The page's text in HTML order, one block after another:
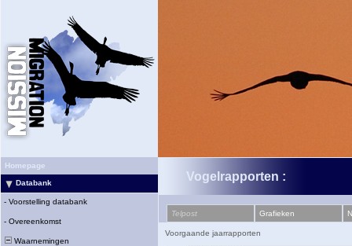
Homepage
Databank
- Voorstelling databank
- Overeenkomst
Waarnemingen
Vogelrapporten :
Telpost Grafieken
Voorgaande jaarrapporten